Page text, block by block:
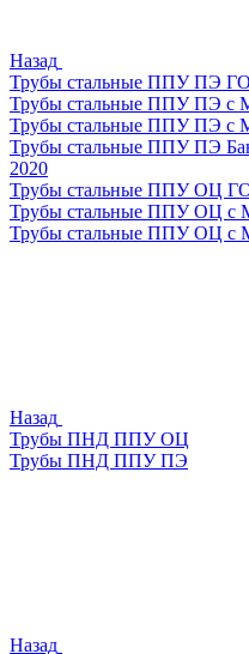
Назад
Трубы стальные ППУ ПЭ
Трубы стальные ППУ ПЭ
Трубы стальные ППУ ПЭ
Трубы стальные ППУ ПЭ
2020
Трубы стальные ППУ ОЦ
Трубы стальные ППУ ОЦ
Трубы стальные ППУ ОЦ
Назад
Трубы ПНД ППУ ОЦ
Трубы ПНД ППУ ПЭ
Назад